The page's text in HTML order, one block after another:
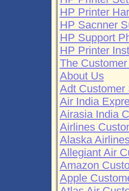
HP Printer
HP Sacnner
HP Support
HP Printer
The
About Us
Adt Customer
Air India
Airasia India
Airlines
Alaska
Allegiant Air
Amazon
Apple